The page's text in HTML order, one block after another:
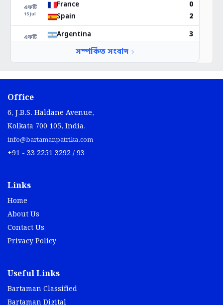
Office
6, J.B.S. Haldane Avenue,
Kolkata 700 105, India.
info@bartamanpatrika.com
+91 - 33 2251 3292 / 93
Links
Home
About Us
Contact Us
Privacy Policy
Useful Links
Bartaman Classified
Bartaman Digital